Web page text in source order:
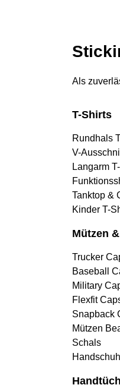
Als
T-Shirts
Rundhals
V-
Langarm
Tanktop &
Kinder T-
Mützen
Trucker
Baseball
Military
Flexfit
Snapback
Mützen
Schals